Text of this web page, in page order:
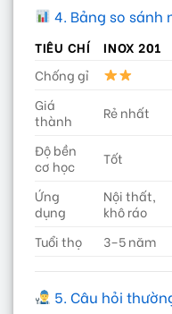
4. Bảng so sánh
TIÊU CHÍ INOX 201
Chống gỉ
Giá
thành
Rẻ nhất
Độ bền
cơ học
Tốt
Ứng
dụng
Nội thất,
khô ráo
Tuổi thọ
3–5 năm
5. Câu hỏi